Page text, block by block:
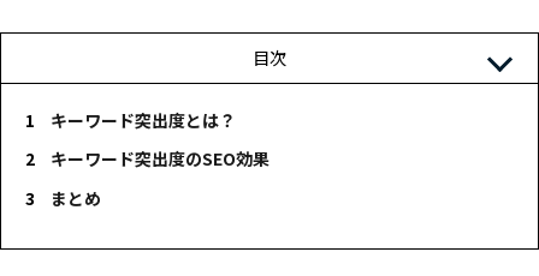
目次
キーワード突出度とは？
キーワード突出度のSEO効果
まとめ